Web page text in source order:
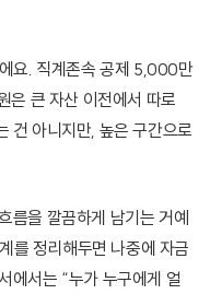
요. 직계존속 공제 5,000만
은 큰 자산 이전에서 따로
건 아니지만, 높은 구간으로
름을 깔끔하게 남기는 거예
를 정리해두면 나중에 자금
에서는 “누가 누구에게 얼